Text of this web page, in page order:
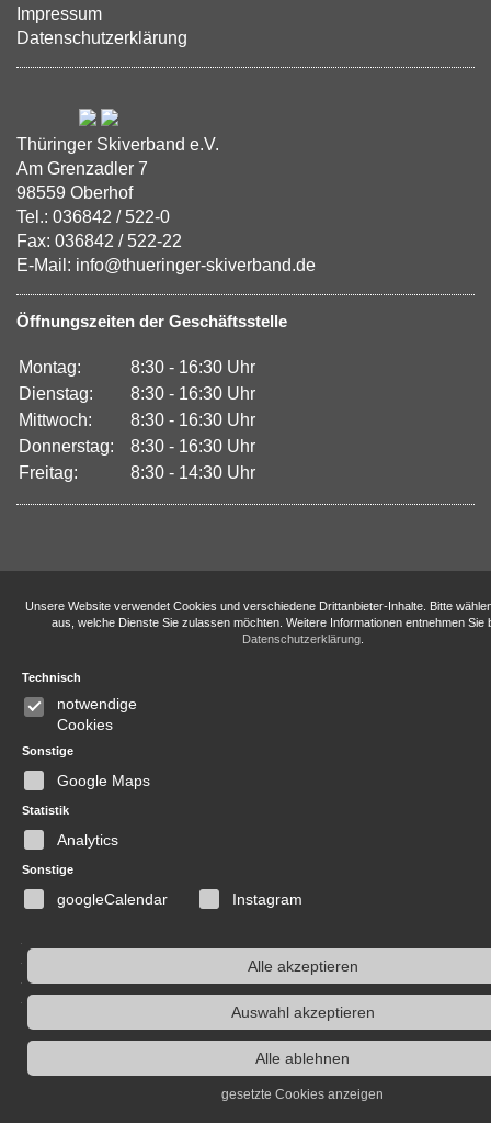
Impressum
Datenschutzerklärung
Thüringer Skiverband e.V.
Am Grenzadler 7
98559 Oberhof
Tel.: 036842 / 522-0
Fax: 036842 / 522-22
E-Mail: info@thueringer-skiverband.de
Öffnungszeiten der Geschäftsstelle
Montag:
8:30 - 16:30 Uhr
Dienstag:
8:30 - 16:30 Uhr
Mittwoch:
8:30 - 16:30 Uhr
Donnerstag:
8:30 - 16:30 Uhr
Freitag:
8:30 - 14:30 Uhr
Unsere Website verwendet Cookies und verschiedene Drittanbieter-Inhalte. Bitte
aus, welche Dienste Sie zulassen möchten. Weitere Informationen entnehmen Sie
Datenschutzerklärung.
Technisch
notwendige
Cookies
Sonstige
Google Maps
Statistik
Analytics
Sonstige
googleCalendar Instagram
Alle akzeptieren
Auswahl akzeptieren
Alle ablehnen
gesetzte Cookies anzeigen